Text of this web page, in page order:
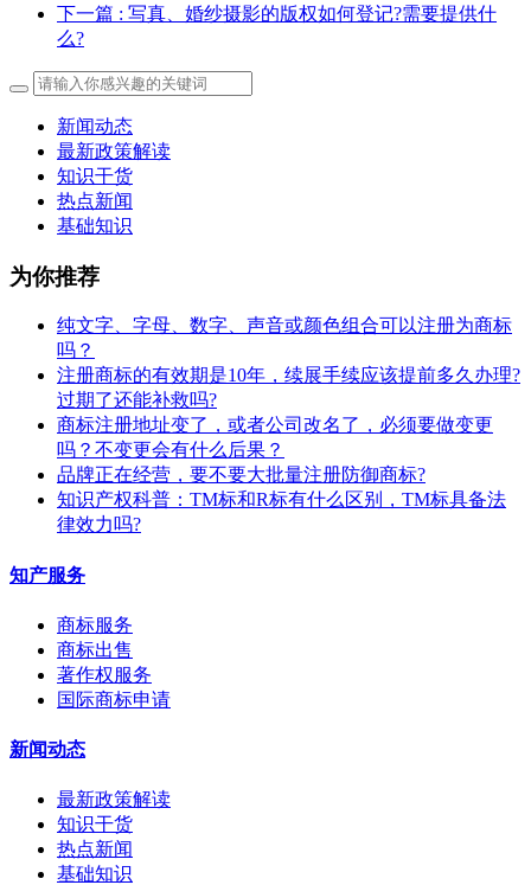
下一篇 : 写真、婚纱摄影的版权如何登记?需要提供什
么?
新闻动态
最新政策解读
知识干货
热点新闻
基础知识
为你推荐
纯文字、字母、数字、声音或颜色组合可以注册为商标
吗？
注册商标的有效期是10年，续展手续应该提前多久办理?
过期了还能补救吗?
商标注册地址变了，或者公司改名了，必须要做变更
吗？不变更会有什么后果？
​品牌正在经营，要不要大批量注册防御商标?
知识产权科普：TM标和R标有什么区别，TM标具备法
律效力吗?
知产服务
商标服务
商标出售
著作权服务
国际商标申请
新闻动态
最新政策解读
知识干货
热点新闻
基础知识